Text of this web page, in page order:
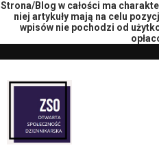
Strona/Blog w całości ma
niej artykuły mają na celu
wpisów nie pochodzi od